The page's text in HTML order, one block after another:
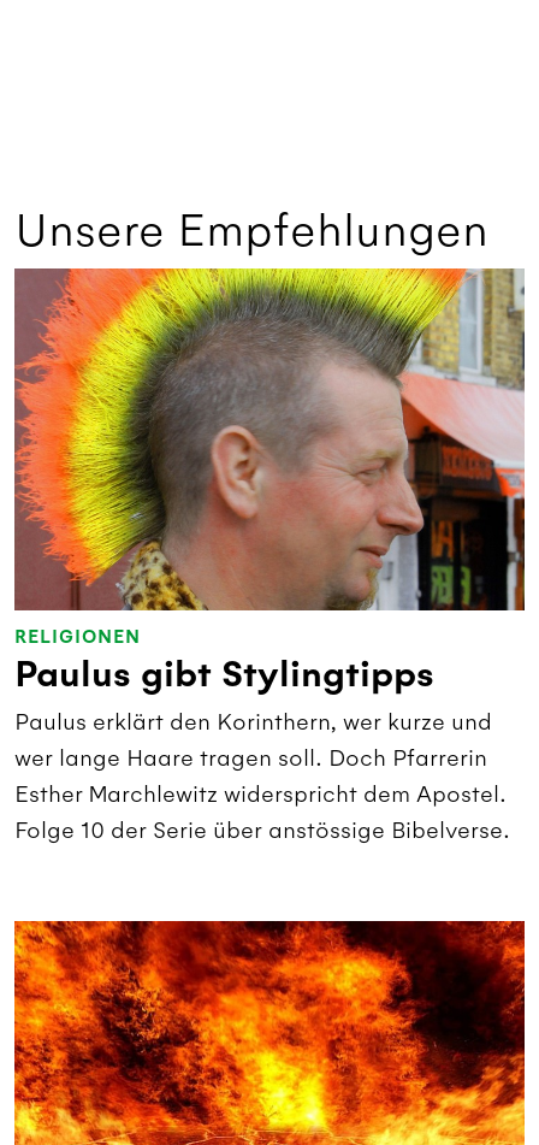
Unsere Empfehlungen
RELIGIONEN
Paulus gibt Stylingtipps
Paulus erklärt den Korinthern, wer kurze und
wer lange Haare tragen soll. Doch Pfarrerin
Esther Marchlewitz widerspricht dem Apostel.
Folge 10 der Serie über anstössige Bibelverse.